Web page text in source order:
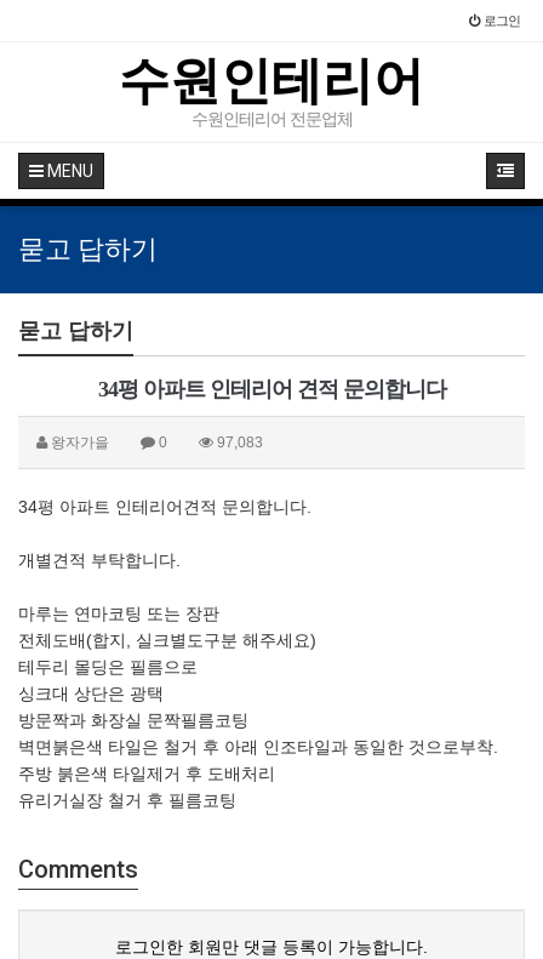
로그인
수원인테리어
수원인테리어 전문업체
MENU
묻고 답하기
묻고 답하기
34평 아파트 인테리어 견적 문의합니다
왕자가을 0 97,083
34평 아파트 인테리어견적 문의합니다.
개별견적 부탁합니다.
마루는 연마코팅 또는 장판
전체도배(합지, 실크별도구분 해주세요)
테두리 몰딩은 필름으로
싱크대 상단은 광택
방문짝과 화장실 문짝필름코팅
벽면붉은색 타일은 철거 후 아래 인조타일과 동일한 것으로부착.
주방 붉은색 타일제거 후 도배처리
유리거실장 철거 후 필름코팅
Comments
로그인한 회원만 댓글 등록이 가능합니다.